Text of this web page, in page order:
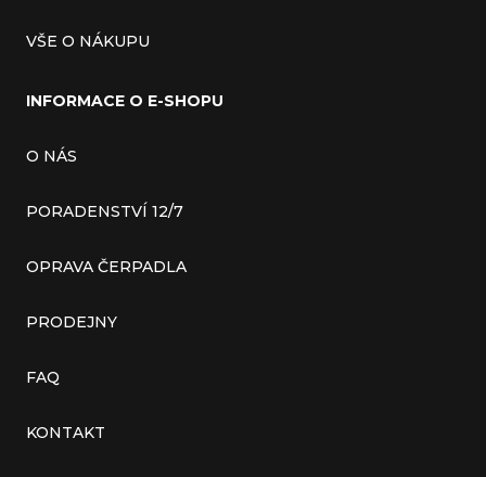
VŠE O NÁKUPU
INFORMACE O E-SHOPU
O NÁS
PORADENSTVÍ 12/7
OPRAVA ČERPADLA
PRODEJNY
FAQ
KONTAKT